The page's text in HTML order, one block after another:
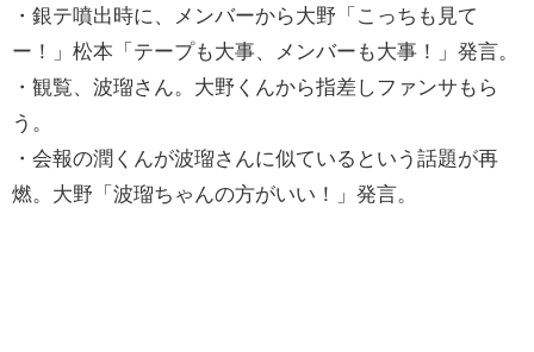
・銀テ噴出時に、メンバーから大野「こっちも見て
ー！」松本「テープも大事、メンバーも大事！」発言。
・観覧、波瑠さん。大野くんから指差しファンサもら
う。
・会報の潤くんが波瑠さんに似ているという話題が再
燃。大野「波瑠ちゃんの方がいい！」発言。